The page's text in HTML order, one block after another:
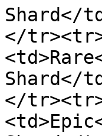
Shard</
</
Shard</
</